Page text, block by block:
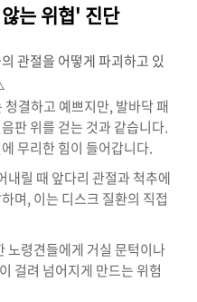
는 위협' 진단
관절을 어떻게 파괴하고 있
청결하고 예쁘지만, 발바닥 패
판 위를 걷는 것과 같습니다.
무리한 힘이 들어갑니다.
내릴 때 앞다리 관절과 척추에
며, 이는 디스크 질환의 직접
노령견들에게 거실 문턱이나
걸려 넘어지게 만드는 위험